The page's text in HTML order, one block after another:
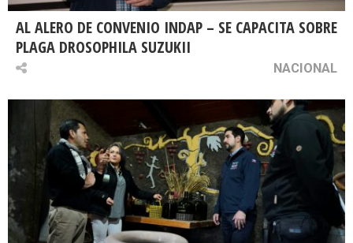
AL ALERO DE CONVENIO INDAP – SE CAPACITA SOBRE
PLAGA DROSOPHILA SUZUKII
NACIONAL